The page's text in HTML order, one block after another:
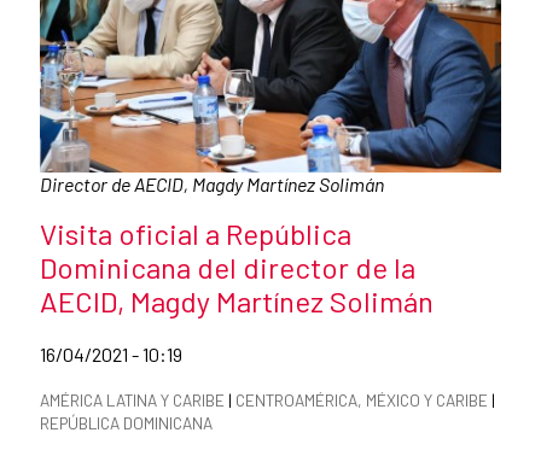
Caption:
Director de AECID, Magdy Martínez Solimán
News title
Visita oficial a República
Dominicana del director de la
AECID, Magdy Martínez Solimán
Date of publication of the news item
16/04/2021 - 10:19
News categories
AMÉRICA LATINA Y CARIBE | CENTROAMÉRICA, MÉXICO Y CARIBE |
REPÚBLICA DOMINICANA